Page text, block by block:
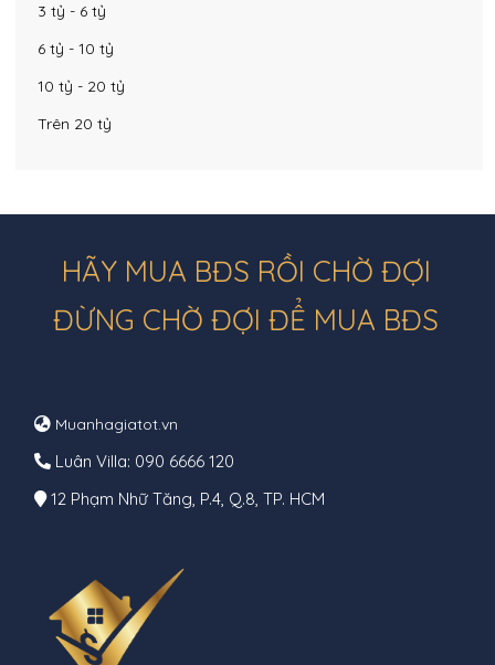
3 tỷ - 6 tỷ
6 tỷ - 10 tỷ
10 tỷ - 20 tỷ
Trên 20 tỷ
HÃY MUA BĐS RỒI CHỜ ĐỢI
ĐỪNG CHỜ ĐỢI ĐỂ MUA BĐS
Muanhagiatot.vn
Luân Villa: 090 6666 120
12 Phạm Nhữ Tăng, P.4, Q.8, TP. HCM